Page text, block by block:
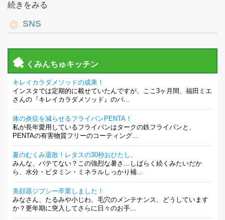
続きをみる
SNS
くみんちゅキッチン
キレイカラダメソッドの成果！
インスタでは定期的に載せていたんですが、ここ3ヶ月間、福田ミエ
さんの『キレイカラダメソッド』のパ...
体の炎症を減らせるフライパンPENTA！
私が長年愛用しているフライパンはタークの鉄フライパンと、
PENTAの有害物質フリーのコーティング...
夏のむくみ退散！レタスの30秒おひたし。
みんな、バテてない？この強烈な暑さ…しばらく続くみたいだか
ら、水分・ビタミン・ミネラルしっかり補...
美顔器ジプシー卒業しました！
みなさん、たるみや小じわ、毛穴のメンテナンス、どうしています
か？更年期に突入してさらに日々のお手...